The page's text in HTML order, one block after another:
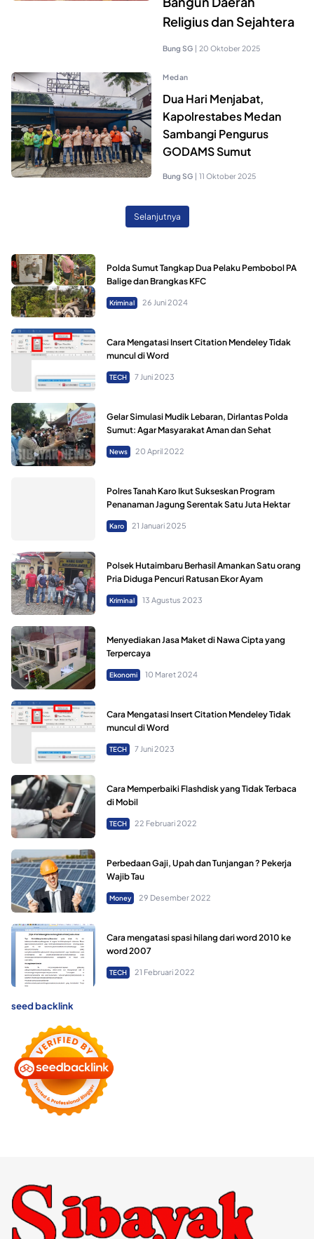
Religius dan Sejahtera
Bung SG | 20 Oktober 2025
Medan
Dua Hari Menjabat,
Kapolrestabes Medan
Sambangi Pengurus
GODAMS Sumut
Bung SG | 11 Oktober 2025
Selanjutnya
Polda Sumut Tangkap Dua Pelaku Pembobol PA
Balige dan Brangkas KFC
Kriminal 26 Juni 2024
Cara Mengatasi Insert Citation Mendeley Tidak
muncul di Word
TECH 7 Juni 2023
Gelar Simulasi Mudik Lebaran, Dirlantas Polda
Sumut: Agar Masyarakat Aman dan Sehat
News 20 April 2022
Polres Tanah Karo Ikut Sukseskan Program
Penanaman Jagung Serentak Satu Juta Hektar
Karo 21 Januari 2025
Polsek Hutaimbaru Berhasil Amankan Satu orang
Pria Diduga Pencuri Ratusan Ekor Ayam
Kriminal 13 Agustus 2023
Menyediakan Jasa Maket di Nawa Cipta yang
Terpercaya
Ekonomi 10 Maret 2024
Cara Mengatasi Insert Citation Mendeley Tidak
muncul di Word
TECH 7 Juni 2023
Cara Memperbaiki Flashdisk yang Tidak Terbaca
di Mobil
TECH 22 Februari 2022
Perbedaan Gaji, Upah dan Tunjangan ? Pekerja
Wajib Tau
Money 29 Desember 2022
Cara mengatasi spasi hilang dari word 2010 ke
word 2007
TECH 21 Februari 2022
seed backlink